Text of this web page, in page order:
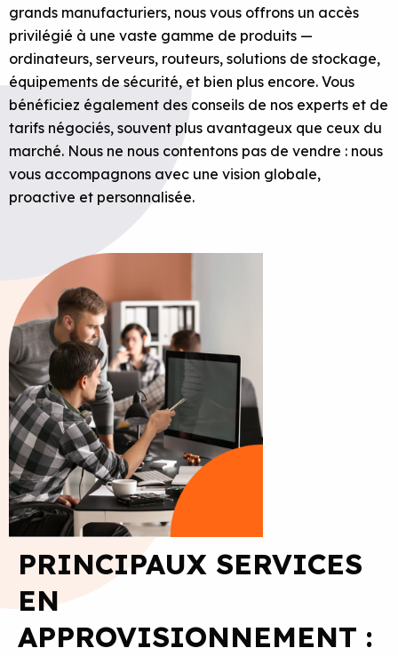
grands manufacturiers, nous vous offrons un accès
privilégié à une vaste gamme de produits —
ordinateurs, serveurs, routeurs, solutions de stockage,
équipements de sécurité, et bien plus encore. Vous
bénéficiez également des conseils de nos experts et de
tarifs négociés, souvent plus avantageux que ceux du
marché. Nous ne nous contentons pas de vendre : nous
vous accompagnons avec une vision globale,
proactive et personnalisée.
PRINCIPAUX SERVICES
EN
APPROVISIONNEMENT :